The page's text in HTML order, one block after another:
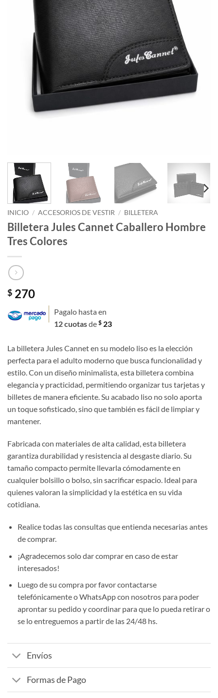
INICIO / ACCESORIOS DE VESTIR / BILLETERA
Billetera Jules Cannet Caballero Hombre
Tres Colores
$ 270
Pagalo hasta en
12 cuotasde $ 23
La billetera Jules Cannet en su modelo liso es la elección
perfecta para el adulto moderno que busca funcionalidad y
estilo. Con un diseño minimalista, esta billetera combina
elegancia y practicidad, permitiendo organizar tus tarjetas y
billetes de manera eficiente. Su acabado liso no solo aporta
un toque sofisticado, sino que también es fácil de limpiar y
mantener.
Fabricada con materiales de alta calidad, esta billetera
garantiza durabilidad y resistencia al desgaste diario. Su
tamaño compacto permite llevarla cómodamente en
cualquier bolsillo o bolso, sin sacrificar espacio. Ideal para
quienes valoran la simplicidad y la estética en su vida
cotidiana.
Realice todas las consultas que entienda necesarias antes
de comprar.
¡Agradecemos solo dar comprar en caso de estar
interesados!
Luego de su compra por favor contactarse
telefónicamente o WhatsApp con nosotros para poder
aprontar su pedido y coordinar para que lo pueda retirar o
se lo entreguemos a partir de las 24/48 hs.
Envíos
Formas de Pago